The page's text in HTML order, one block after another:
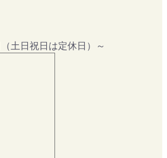
土日祝日は定休日）～